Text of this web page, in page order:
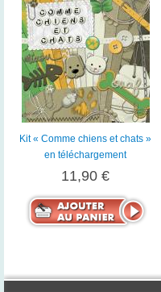
Kit « Comme chiens et chats »
en téléchargement
11,90 €